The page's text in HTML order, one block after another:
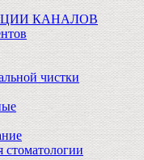
КАНАЛОВ
чистки
стоматологии